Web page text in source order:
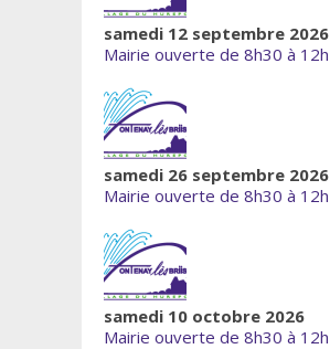
samedi 12 septembre 2026
Mairie ouverte de 8h30 à 12h
samedi 26 septembre 2026
Mairie ouverte de 8h30 à 12h
samedi 10 octobre 2026
Mairie ouverte de 8h30 à 12h